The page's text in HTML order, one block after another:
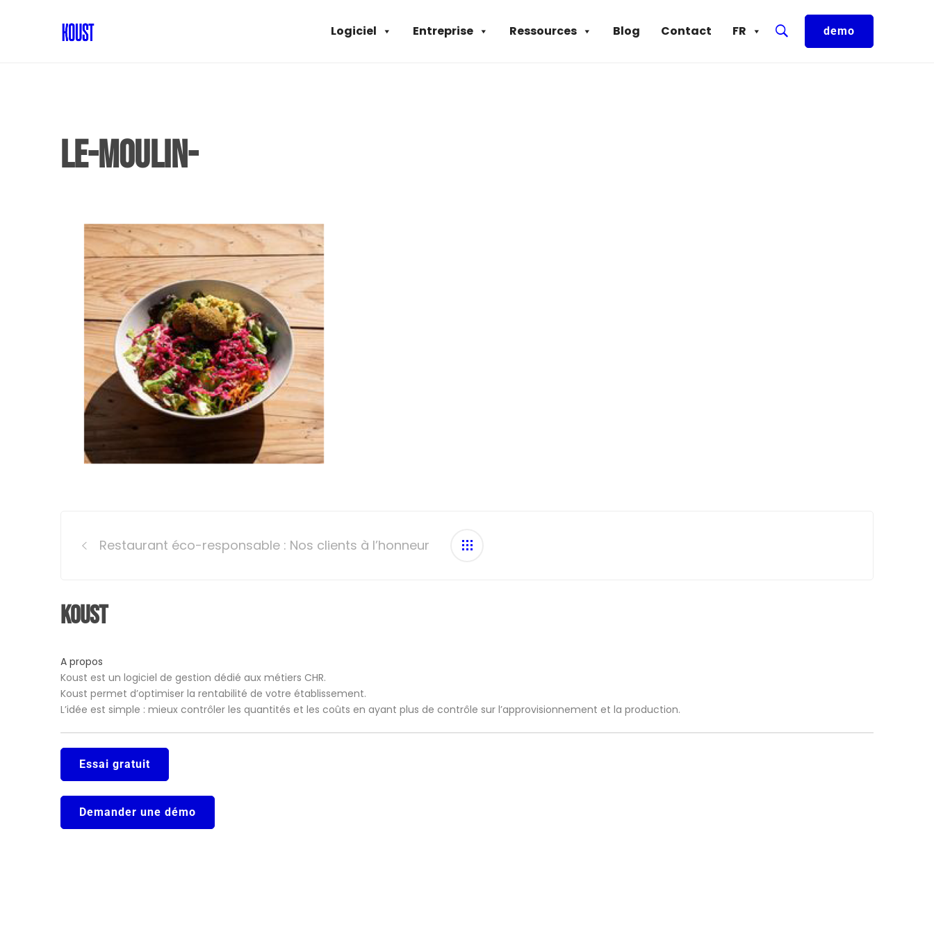
FR
Contact
Blog
Ressources
Entreprise
Logiciel demo
Le-moulin-
navigation
Restaurant éco-responsable : Nos clients à l’honneur
Koust
A propos
Koust est un logiciel de gestion dédié aux métiers CHR.
Koust permet d’optimiser la rentabilité de votre établissement.
L’idée est simple : mieux contrôler les quantités et les coûts en ayant plus de contrôle sur l’approvisionnement et la production.
Essai gratuit
Demander une démo